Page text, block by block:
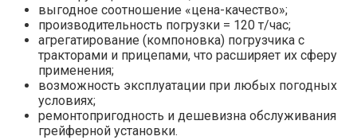
выгодное соотношение «цена-качество»;
производительность погрузки = 120 т/час;
агрегатирование (компоновка) погрузчика с
тракторами и прицепами, что расширяет их сферу
применения;
возможность эксплуатации при любых погодных
условиях;
ремонтопригодность и дешевизна обслуживания
грейферной установки.